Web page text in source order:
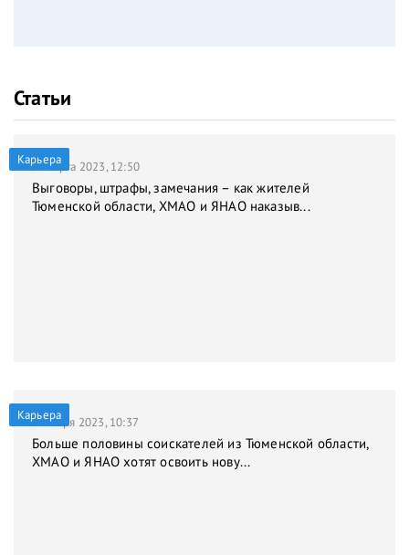
Статьи
Карьера
31 марта 2023, 12:50
Выговоры, штрафы, замечания – как жителей
Тюменской области, ХМАО и ЯНАО наказыв...
Карьера
9 января 2023, 10:37
Больше половины соискателей из Тюменской области,
ХМАО и ЯНАО хотят освоить нову...